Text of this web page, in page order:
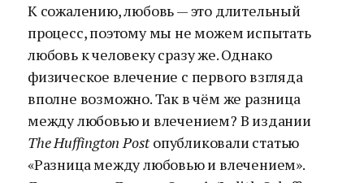
К сожалению, любовь — это длительный
процесс, поэтому мы не можем испытать
любовь к человеку сразу же. Однако
физическое влечение с первого взгляда
вполне возможно. Так в чём же разница
между любовью и влечением? В издании
The Huffington Postопубликовали статью
«Разница между любовью и влечением».